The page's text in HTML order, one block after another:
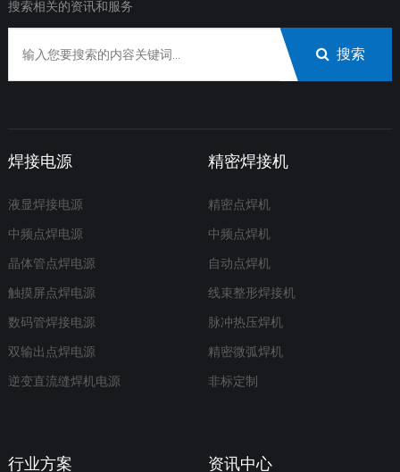
搜索相关的资讯和服务
搜索
焊接电源
液显焊接电源
中频点焊电源
晶体管点焊电源
触摸屏点焊电源
数码管焊接电源
双输出点焊电源
逆变直流缝焊机电源
精密焊接机
精密点焊机
中频点焊机
自动点焊机
线束整形焊接机
脉冲热压焊机
精密微弧焊机
非标定制
行业方案 资讯中心